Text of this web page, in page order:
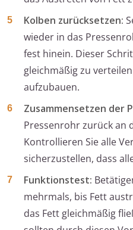
Kolben zurücksetzen:
wieder in das
fest hinein. Dieser
gleichmäßig zu
aufzubauen.
Zusammensetzen der
Pressenrohr zurück an
Kontrollieren Sie alle
sicherzustellen, dass
Funktionstest:
mehrmals, bis Fett
das Fett gleichmäßig